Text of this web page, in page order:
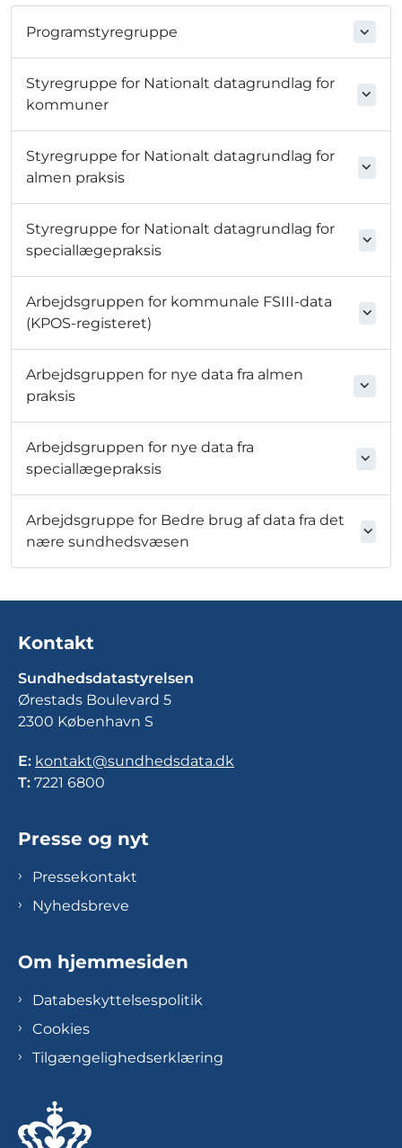
Programstyregruppe
Styregruppe for Nationalt datagrundlag for
kommuner
Styregruppe for Nationalt datagrundlag for
almen praksis
Styregruppe for Nationalt datagrundlag for
speciallægepraksis
Arbejdsgruppen for kommunale FSIII-data
(KPOS-registeret)
Arbejdsgruppen for nye data fra almen
praksis
Arbejdsgruppen for nye data fra
speciallægepraksis
Arbejdsgruppe for Bedre brug af data fra det
nære sundhedsvæsen
Kontakt
Sundhedsdatastyrelsen
Ørestads Boulevard 5
2300 København S
E: kontakt@sundhedsdata.dk
T: 7221 6800
Presse og nyt
Pressekontakt
Nyhedsbreve
Om hjemmesiden
Databeskyttelsespolitik
Cookies
Tilgængelighedserklæring